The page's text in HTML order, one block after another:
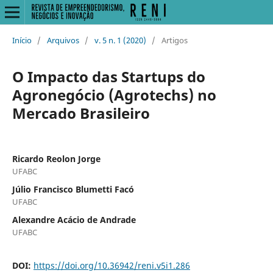
Início / Arquivos / v. 5 n. 1 (2020) / Artigos
O Impacto das Startups do
Agronegócio (Agrotechs) no
Mercado Brasileiro
Ricardo Reolon Jorge
UFABC
Júlio Francisco Blumetti Facó
UFABC
Alexandre Acácio de Andrade
UFABC
DOI: https://doi.org/10.36942/reni.v5i1.286